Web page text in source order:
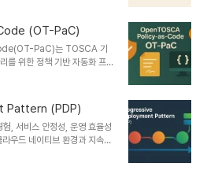
연성을 제공합니다. KRM-
경에서 유용한 구성 자동화
Functions는 KRM(YAML)
있는 실행 단위로, 파이프라
여 리소스를 생성·변환·검증할
(OT-PaC)
PaC)는 TOSCA 기
를 위한 정책 기반 자동화 프레
as-Code, PaC)을 활
를 실현하는 핵심 기술로 주
는 OpenTOSCA 에코시
로 정책을 코드로 정의하고
플리케이션의 배포, 실행, 확
로 지정할 수 있습니다.목적:
Pattern (PDP)
, 서비스 안정성, 운영 효율성
우드 네이티브 환경과 지속적
서, 안전한 배포 전략의 중